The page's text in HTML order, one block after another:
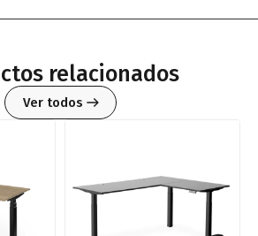
relacionados
Ver todos